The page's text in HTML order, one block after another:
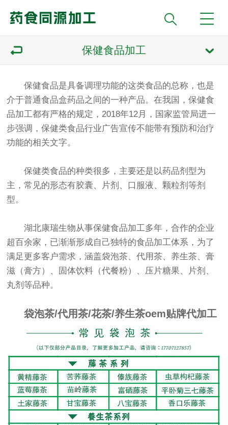
保健食品加工
保健食品是具备调理功能的这类食品的总称，也是
介于普通食品盒药品之间的一种产品。在我国，保健食
品加工都有严格的规定，2018年12月，国家监管局进一
步强调，保健类食品行业广告宣传不能带有预防和治疗
功能的相关文字。
保健类食品的种类很多，主要还是以药品剂型为
主，常见的形态有胶囊、片剂、口服液、颗粒剂等剂
型。
湖北康瑞生物从事保健食品加工多年，合作的企业
超百余家，已渐渐形成自己独特的食品加工体系，为了
满足更多客户需求，涵盖袋泡茶、代用茶、养生茶、膏
滋（膏方）、固体饮料（代餐粉）、压片糖果、片剂、
丸剂等品种。
袋泡茶/代用茶/花茶/养生茶oem贴牌代加工